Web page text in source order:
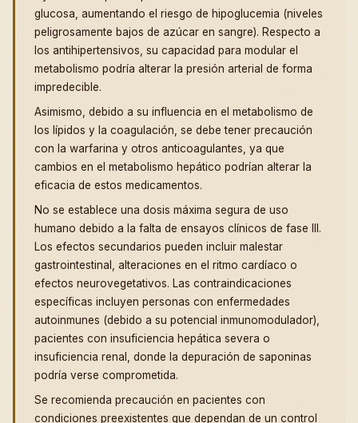
glucosa, aumentando el riesgo de hipoglucemia (niveles
peligrosamente bajos de azúcar en sangre). Respecto a
los antihipertensivos, su capacidad para modular el
metabolismo podría alterar la presión arterial de forma
impredecible.
Asimismo, debido a su influencia en el metabolismo de
los lípidos y la coagulación, se debe tener precaución
con la warfarina y otros anticoagulantes, ya que
cambios en el metabolismo hepático podrían alterar la
eficacia de estos medicamentos.
No se establece una dosis máxima segura de uso
humano debido a la falta de ensayos clínicos de fase III.
Los efectos secundarios pueden incluir malestar
gastrointestinal, alteraciones en el ritmo cardíaco o
efectos neurovegetativos. Las contraindicaciones
específicas incluyen personas con enfermedades
autoinmunes (debido a su potencial inmunomodulador),
pacientes con insuficiencia hepática severa o
insuficiencia renal, donde la depuración de saponinas
podría verse comprometida.
Se recomienda precaución en pacientes con
condiciones preexistentes que dependan de un control